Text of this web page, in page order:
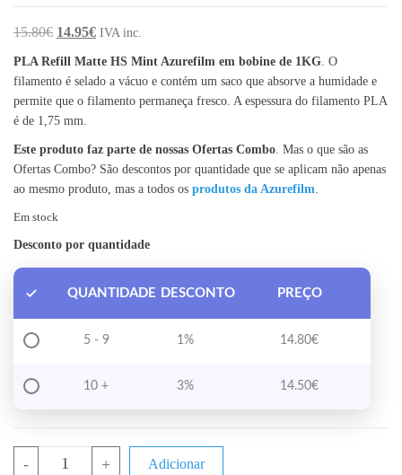
15.80€ O preço original era: 15.80€.
14.95€O preço atual é: 14.95€.
IVA inc.
PLA Refill Matte HS Mint Azurefilm em bobine de 1KG . O
filamento é selado a vácuo e contém um saco que absorve a humidade e
permite que o filamento permaneça fresco. A espessura do filamento PLA
é de 1,75 mm.
Este produto faz parte de nossas Ofertas Combo . Mas o que são as
Ofertas Combo? São descontos por quantidade que se aplicam não apenas
ao mesmo produto, mas a todos os produtos da Azurefilm
Em stock
Desconto por quantidade
QUANTIDADE DESCONTO PREÇO
5 - 9 1% 14.80€
10 + 3% 14.50€
- + Adicionar